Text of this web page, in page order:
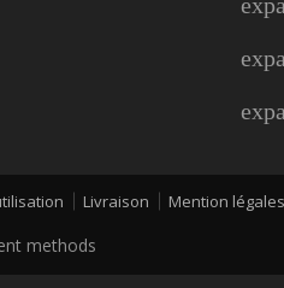
Livraison Mention légales